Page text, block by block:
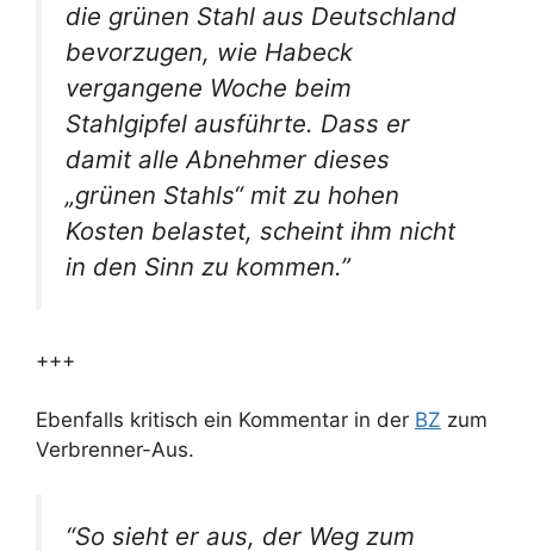
die grünen Stahl aus Deutschland
bevorzugen, wie Habeck
vergangene Woche beim
Stahlgipfel ausführte. Dass er
damit alle Abnehmer dieses
„grünen Stahls“ mit zu hohen
Kosten belastet, scheint ihm nicht
in den Sinn zu kommen.”
+++
Ebenfalls kritisch ein Kommentar in der BZ zum
Verbrenner-Aus.
“So sieht er aus, der Weg zum